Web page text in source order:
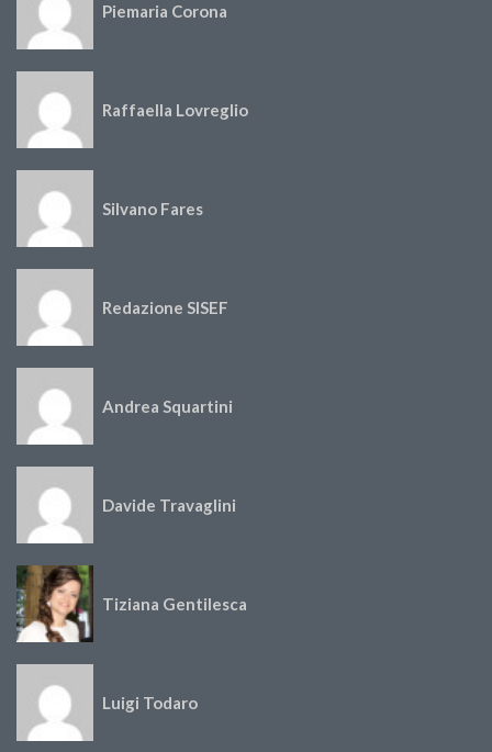
Piemaria Corona
Raffaella Lovreglio
Silvano Fares
Redazione SISEF
Andrea Squartini
Davide Travaglini
Tiziana Gentilesca
Luigi Todaro